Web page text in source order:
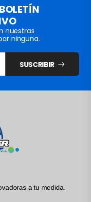
nuestras
ninguna.
SUSCRIBIR
a tu medida.